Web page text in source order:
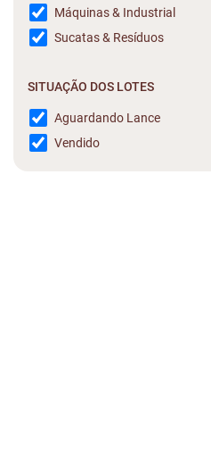
Máquinas & Industrial
Sucatas & Resíduos
SITUAÇÃO DOS LOTES
Aguardando Lance
Vendido